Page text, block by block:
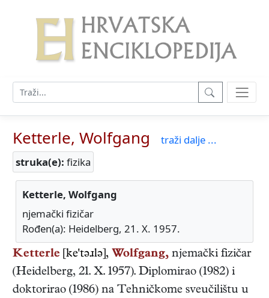
Ketterle, Wolfgang
traži dalje ...
struka(e): fizika
Ketterle, Wolfgang
njemački fizičar
Rođen(a): Heidelberg, 21. X. 1957.
Ketterle [ke'təɹlə], Wolfgang, njemački fizičar
(Heidelberg, 21. X. 1957). Diplomirao (1982) i
doktorirao (1986) na Tehničkome sveučilištu u